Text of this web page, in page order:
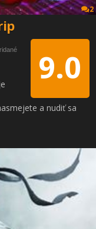
2
9.0
a nudiť sa